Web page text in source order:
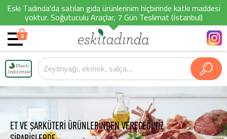
Eski Tadında'da satılan gıda ürünlerinim hiçbirinde katkı maddesi
yoktur. Soğutuculu Araçlar, 7 Gün Teslimat (İstanbul)
0
Planlı
İndirimler
ET VE ŞARKÜTERİ ÜRÜNLERİNDEN VERECEĞİNİZ